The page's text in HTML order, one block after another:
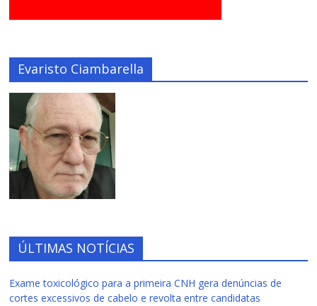
Evaristo Ciambarella
ÚLTIMAS NOTÍCIAS
Exame toxicológico para a primeira CNH gera denúncias de
cortes excessivos de cabelo e revolta entre candidatas